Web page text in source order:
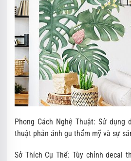
Phong Cách Nghệ Thuật: Sử dụng
thuật phản ánh gu thẩm mỹ và sự
Sở Thích Cụ Thể: Tùy chỉnh decal